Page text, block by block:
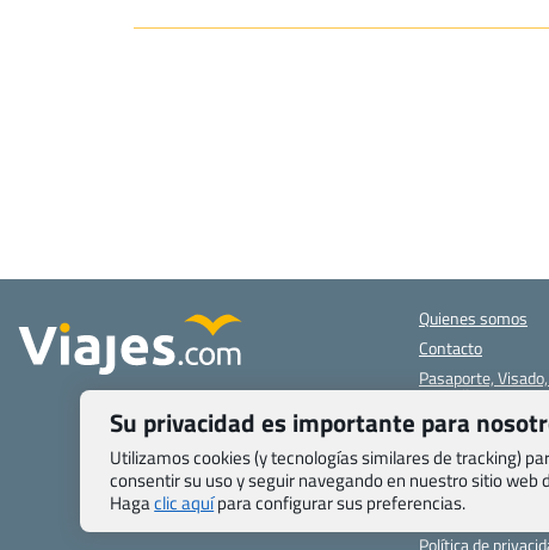
Quienes somos
Contacto
Pasaporte,
específicas
Blog de Viajes.com
Registro de
Preguntas
Condiciones
Política de
Su privacidad es importante para
Utilizamos cookies (y tecnologías similares de tracking)
consentir su uso y seguir navegando en nuestro sitio web
Hagaclic aquípara configurar sus preferencias.